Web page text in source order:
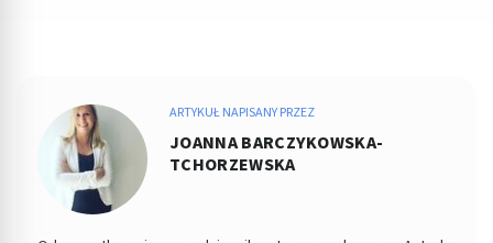
ARTYKUŁ NAPISANY PRZEZ
JOANNA BARCZYKOWSKA-
TCHORZEWSKA